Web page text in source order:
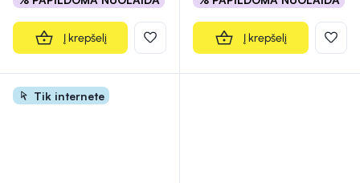
Į krepšelį Į krepšelį
Tik internete